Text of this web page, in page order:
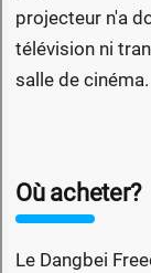
projecteur n'a
télévision ni
salle de cinéma.
Où acheter?
Le Dangbei